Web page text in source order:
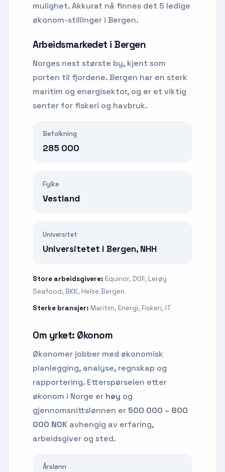
mulighet.Akkurat nå finnes det 5 ledige
økonom-stillinger i Bergen.
Arbeidsmarkedet i Bergen
Norges nest største by, kjent som
porten til fjordene. Bergen har en sterk
maritim og energisektor, og er et viktig
senter for fiskeri og havbruk.
Befolkning
285 000
Fylke
Vestland
Universitet
Universitetet i Bergen, NHH
Store arbeidsgivere: Equinor, DOF, Lerøy
Seafood, BKK, Helse Bergen
Sterke bransjer: Maritim, Energi, Fiskeri, IT
Om yrket: Økonom
Økonomer jobber med økonomisk
planlegging, analyse, regnskap og
rapportering. Etterspørselen etter
økonom i Norge er høy og
gjennomsnittslønnen er 500 000 – 800
000 NOK avhengig av erfaring,
arbeidsgiver og sted.
Årslønn